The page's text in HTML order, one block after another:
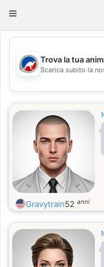
Toggle
💖
Trova la tua
Scarica subito la
Gravytrain52 anni